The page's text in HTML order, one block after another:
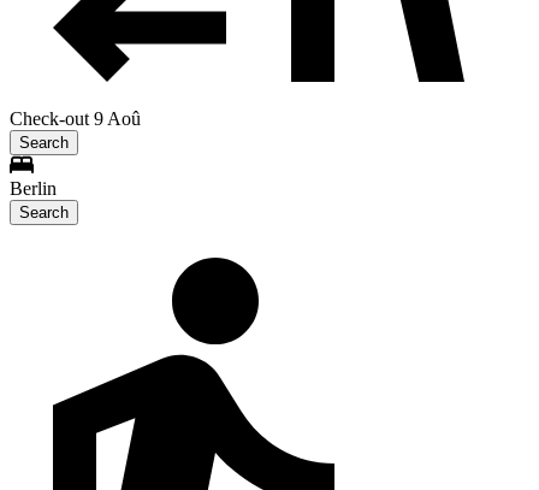
Check-out 9 Aoû
Search
Berlin
Search